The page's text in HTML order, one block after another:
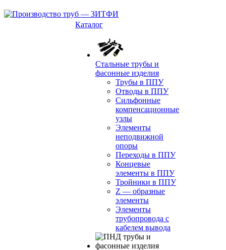
Каталог
Стальные трубы и
фасонные изделия
Трубы в ППУ
Отводы в ППУ
Сильфонные
компенсационные
узлы
Элементы
неподвижной
опоры
Переходы в ППУ
Концевые
элементы в ППУ
Тройники в ППУ
Z — образные
элементы
Элементы
трубопровода с
кабелем вывода